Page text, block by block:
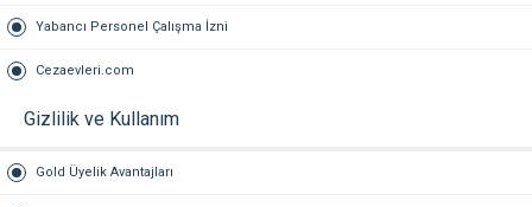
Yabancı Personel Çalışma İzni
Cezaevleri.com
Gizlilik ve Kullanım
Gold Üyelik Avantajları